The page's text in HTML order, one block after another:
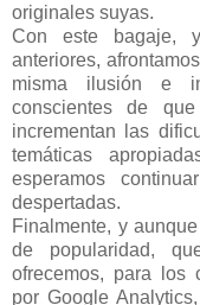
originales suyas.
Con este bagaje,
anteriores,
misma ilusión e
conscientes de
incrementan las
temáticas
esperamos
despertadas.
Finalmente, y
de popularidad,
ofrecemos, para los
por Google